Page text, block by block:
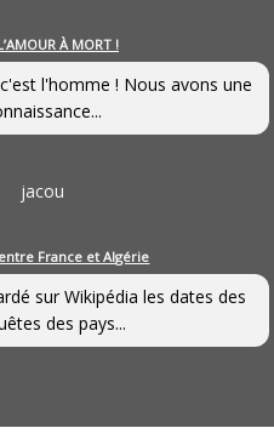
À MORT !
l'homme ! Nous avons une
jacou
France et Algérie
sur Wikipédia les dates des
des pays...